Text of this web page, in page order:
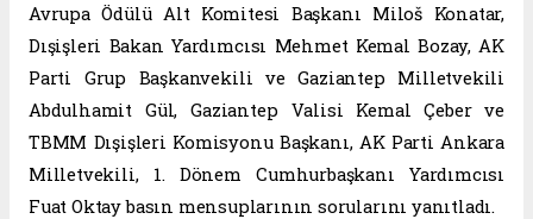
Avrupa Ödülü Alt Komitesi Başkanı Miloš Konatar,
Dışişleri Bakan Yardımcısı Mehmet Kemal Bozay, AK
Parti Grup Başkanvekili ve Gaziantep Milletvekili
Abdulhamit Gül, Gaziantep Valisi Kemal Çeber ve
TBMM Dışişleri Komisyonu Başkanı, AK Parti Ankara
Milletvekili, 1. Dönem Cumhurbaşkanı Yardımcısı
Fuat Oktay basın mensuplarının sorularını yanıtladı.